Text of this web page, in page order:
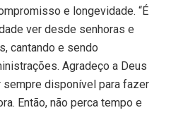
e longevidade. “É
ver desde senhoras e
cantando e sendo
Agradeço a Deus
disponível para fazer
Então, não perca tempo e